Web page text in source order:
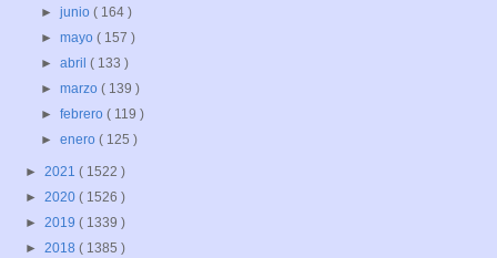
►junio( 164 )
►mayo( 157 )
►abril( 133 )
►marzo( 139 )
►febrero( 119 )
►enero( 125 )
► 2021 ( 1522 )
► 2020 ( 1526 )
► 2019 ( 1339 )
► 2018 ( 1385 )